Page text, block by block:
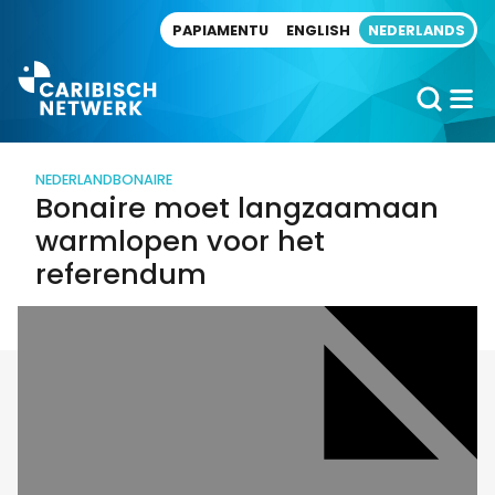
PAPIAMENTU ENGLISH NEDERLANDS
NEDERLANDBONAIRE
Bonaire moet langzaamaan
warmlopen voor het
referendum